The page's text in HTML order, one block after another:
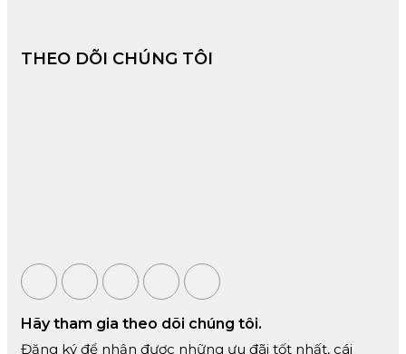
THEO DÕI CHÚNG TÔI
Hãy tham gia theo dõi chúng tôi.
Đăng ký để nhận được những ưu đãi tốt nhất, cái